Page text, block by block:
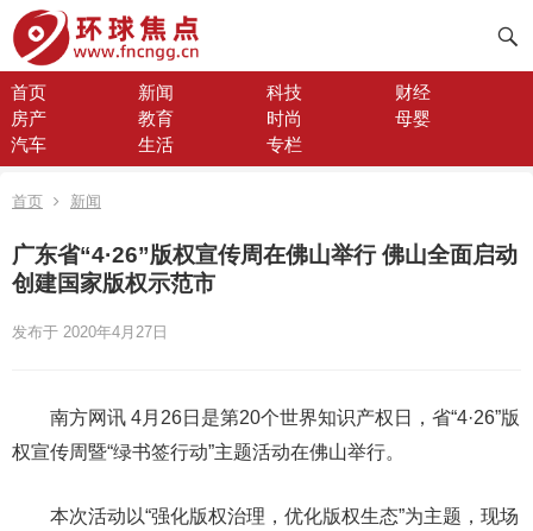
首页 新闻 科技
财经
房产
教育 时尚
母婴
汽车
生活 专栏
首页 新闻
广东省“4·26”版权宣传周在佛山举行 佛山全面启动
创建国家版权示范市
发布于 2020年4月27日
南方网讯 4月26日是第20个世界知识产权日，省“4·26”版
权宣传周暨“绿书签行动”主题活动在佛山举行。
本次活动以“强化版权治理，优化版权生态”为主题，现场